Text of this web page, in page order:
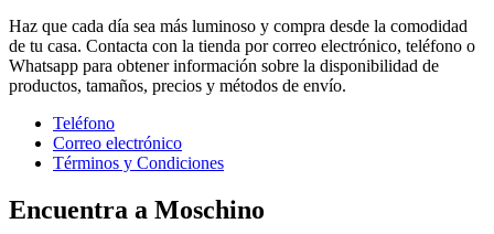
Haz que cada día sea más luminoso y compra desde la comodidad
de tu casa. Contacta con la tienda por correo electrónico, teléfono o
Whatsapp para obtener información sobre la disponibilidad de
productos, tamaños, precios y métodos de envío.
Teléfono
Correo electrónico
Términos y Condiciones
Encuentra a Moschino